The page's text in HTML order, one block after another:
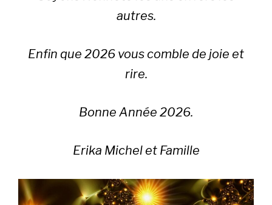
autres.
Enfin que 2026 vous comble de joie et
rire.
Bonne Année 2026.
Erika Michel et Famille